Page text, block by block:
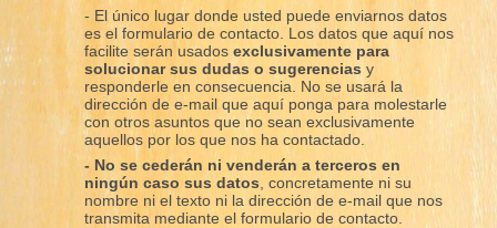
- El único lugar donde usted puede enviarnos datos
es el formulario de contacto. Los datos que aquí nos
facilite serán usados exclusivamente para
solucionar sus dudas o sugerenciasy
responderle en consecuencia. No se usará la
dirección de e-mail que aquí ponga para molestarle
con otros asuntos que no sean exclusivamente
aquellos por los que nos ha contactado.
- No se cederán ni venderán a terceros en
ningún caso sus datos , concretamente ni su
nombre ni el texto ni la dirección de e-mail que nos
transmita mediante el formulario de contacto.